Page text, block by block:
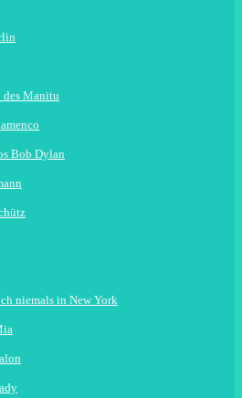
des Manitu
Bob Dylan
niemals in New York